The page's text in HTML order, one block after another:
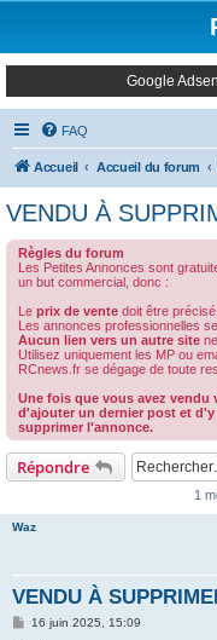
Google
FAQ
Accueil Accueil du forum
VENDU À
Règles du forum
Les Petites Annonces sont
un but commercial, donc :
Le prix de vente doit être précisé.
Les annonces professionnelles
Aucun lien vers un autre site
Utilisez uniquement les MP ou
RCnews.fr se dégage de toute
Une fois que vous avez vendu
d'ajouter un dernier post et
supprimer l'annonce.
Répondre
1
Waz
VENDU À
M16 juin 2025, 15:09
Panneau de gestion des cookies